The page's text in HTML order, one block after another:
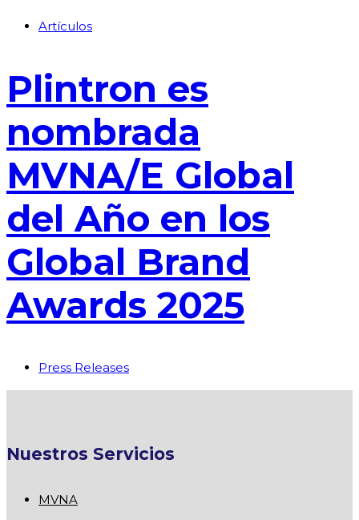
Artículos
Plintron es
nombrada
MVNA/E Global
del Año en los
Global Brand
Awards 2025
Press Releases
Nuestros Servicios
MVNA